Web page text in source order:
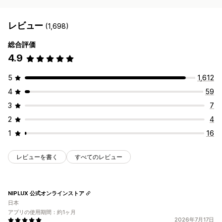
レビュー (1,698)
総合評価
4.9
5
1,612
4
59
3
7
2
4
1
16
レビューを書く すべてのレビュー
2026年7月17日
NIPLUX 公式オンラインストア
日本
アプリの使用期間：約1ヶ月